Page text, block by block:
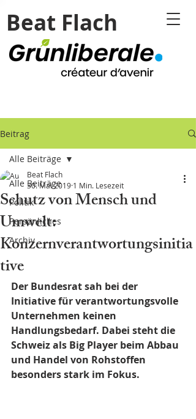
Beat Flach
Beitrag
Alle Beiträge
Politik
Persönliches
Archiv
Alle Beiträge
Schutz von Mensch und
Umwelt:
Konzernverantwortungsinitia
tive
Beat Flach
30. Mai 2019 1 Min. Lesezeit
Der Bundesrat sah bei der
Initiative für verantwortungsvolle
Unternehmen keinen
Handlungsbedarf. Dabei steht die
Schweiz als Big Player beim Abbau
und Handel von Rohstoffen
besonders stark im Fokus.